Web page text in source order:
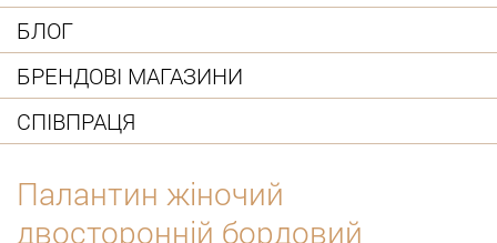
БЛОГ
БРЕНДОВІ МАГАЗИНИ
СПІВПРАЦЯ
Палантин жіночий
двосторонній бордовий